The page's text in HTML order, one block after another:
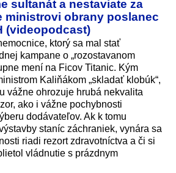
sultanát a nestaviate za
ministrovi obrany poslanec
(videopodcast)
ktorý sa mal stať
kampane o „rozostavanom
mení na Ficov Titanic. Kým
Kaliňákom „skladať klobúk“,
vážne ohrozuje hrubá nekvalita
ako i vážne pochybnosti
dodávateľov. Ak k tomu
staníc záchraniek, vynára sa
riadi rezort zdravotníctva a či si
vládnutie s prázdnym